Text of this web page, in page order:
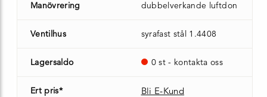
Manövrering dubbelverkande luftdon
Ventilhus syrafast stål 1.4408
Lagersaldo 0 st - kontakta oss
Ert pris* Bli E-Kund